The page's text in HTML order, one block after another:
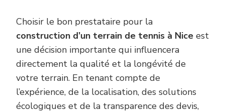
Choisir le bon prestataire pour la
construction d’un terrain de tennis à Nice est
une décision importante qui influencera
directement la qualité et la longévité de
votre terrain. En tenant compte de
l’expérience, de la localisation, des solutions
écologiques et de la transparence des devis,